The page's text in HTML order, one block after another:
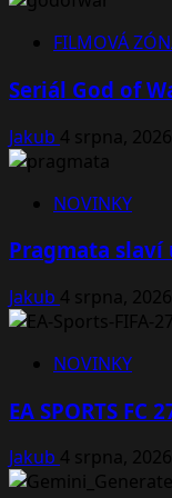
FILMOVÁ
Seriál God of
Jakub 4 srpna, 2026
NOVINKY
Pragmata slaví
Jakub 4 srpna, 2026
NOVINKY
EA SPORTS
Jakub 4 srpna, 2026